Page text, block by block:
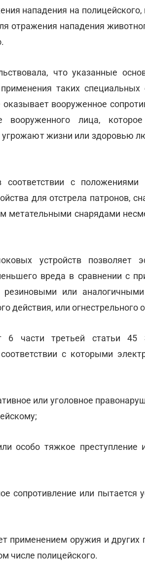
нападения на полицейского,
отражения нападения
что указанные
таких специальных
вооруженное
лица,
жизни или здоровью
с положениями
для отстрела патронов,
метательными снарядами
устройств позволяет
вреда в сравнении с
резиновыми или
действия, или огнестрельного
6 части третьей статьи
с которыми
или уголовное
особо тяжкое преступление
сопротивление или пытается
применением оружия и других
числе полицейского.